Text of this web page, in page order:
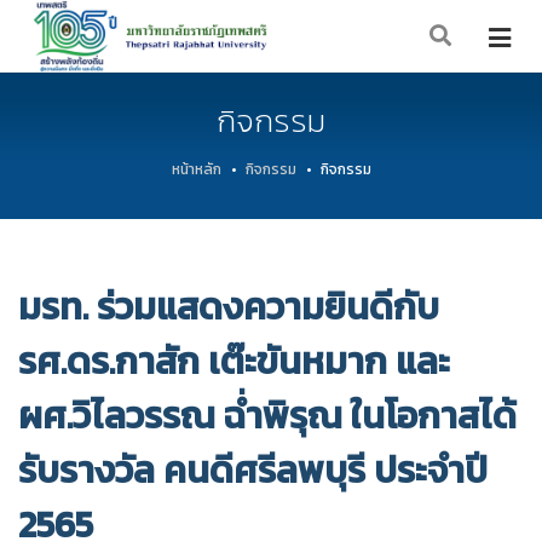
กิจกรรม
หน้าหลัก กิจกรรม กิจกรรม
มรท. ร่วมแสดงความยินดีกับ
รศ.ดร.กาสัก เต๊ะขันหมาก และ
ผศ.วิไลวรรณ ฉ่ำพิรุณ ในโอกาสได้
รับรางวัล คนดีศรีลพบุรี ประจำปี
2565